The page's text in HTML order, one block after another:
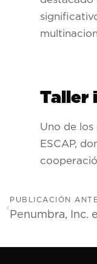
Taller
Uno de
ESCAP,
PUBLICACIÓN